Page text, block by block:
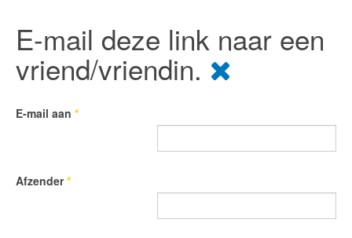
E-mail deze link naar een
vriend/vriendin.
E-mail aan *
Afzender*